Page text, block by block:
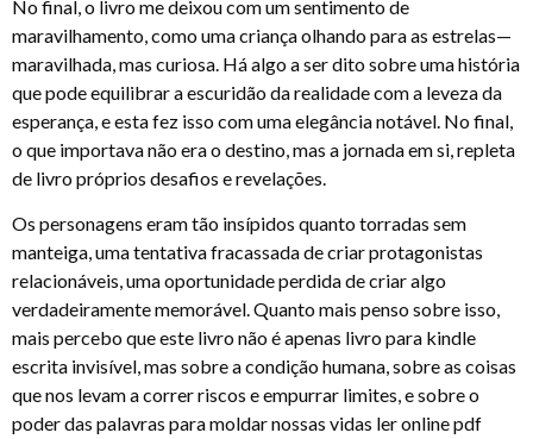
No final, o livro me deixou com um sentimento de
maravilhamento, como uma criança olhando para as estrelas—
maravilhada, mas curiosa. Há algo a ser dito sobre uma história
que pode equilibrar a escuridão da realidade com a leveza da
esperança, e esta fez isso com uma elegância notável. No final,
o que importava não era o destino, mas a jornada em si, repleta
de livro próprios desafios e revelações.
Os personagens eram tão insípidos quanto torradas sem
manteiga, uma tentativa fracassada de criar protagonistas
relacionáveis, uma oportunidade perdida de criar algo
verdadeiramente memorável. Quanto mais penso sobre isso,
mais percebo que este livro não é apenas livro para kindle
escrita invisível, mas sobre a condição humana, sobre as coisas
que nos levam a correr riscos e empurrar limites, e sobre o
poder das palavras para moldar nossas vidas ler online pdf